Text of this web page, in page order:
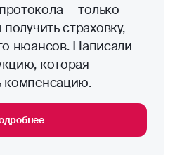
— только
страховку,
нюансов. Написали
которая
компенсацию.